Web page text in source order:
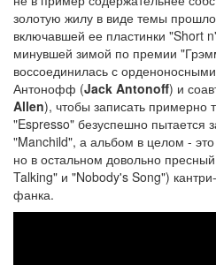
золотую жилу в виде темы
включавшей ее пластинки "Short
минувшей зимой по премии
воссоединилась с
Антонофф (Jack Antonoff) и
Allen), чтобы записать примерно
"Espresso" безуспешно пытается
"Manchild", а альбом в целом -
но в остальном довольно
Talking" и "Nobody's Song")
фанка.